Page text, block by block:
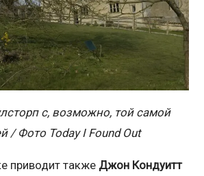
с, возможно, той самой
/ Фото Today I Found Out
приводит также Джон Кондуитт